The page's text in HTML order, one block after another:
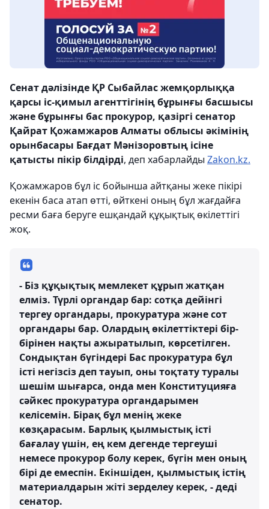
Сенат дәлізінде ҚР Сыбайлас жемқорлыққа
қарсы іс-қимыл агенттігінің бұрынғы басшысы
және бұрынғы бас прокурор, қазіргі сенатор
Қайрат Қожамжаров Алматы облысы әкімінің
орынбасары Бағдат Мәнізоровтың ісіне
қатысты пікір білдірді, деп хабарлайды Zakon.kz.
Қожамжаров бұл іс бойынша айтқаны жеке пікірі
екенін баса атап өтті, өйткені оның бұл жағдайға
ресми баға беруге ешқандай құқықтық өкілеттігі
жоқ.
- Біз құқықтық мемлекет құрып жатқан
елміз. Түрлі органдар бар: сотқа дейінгі
тергеу органдары, прокуратура және сот
органдары бар. Олардың өкілеттіктері бір-
бірінен нақты ажыратылып, көрсетілген.
Сондықтан бүгіндері Бас прокуратура бұл
істі негізсіз деп тауып, оны тоқтату туралы
шешім шығарса, онда мен Конституцияға
сәйкес прокуратура органдарымен
келісемін. Бірақ бұл менің жеке
көзқарасым. Барлық қылмыстық істі
бағалау үшін, ең кем дегенде тергеуші
немесе прокурор болу керек, бүгін мен оның
бірі де емеспін. Екіншіден, қылмыстық істің
материалдарын жіті зерделеу керек, - деді
сенатор.